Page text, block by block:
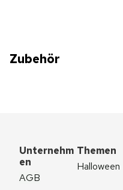
Zubehör
Unternehm
en
AGB
Themen
Halloween